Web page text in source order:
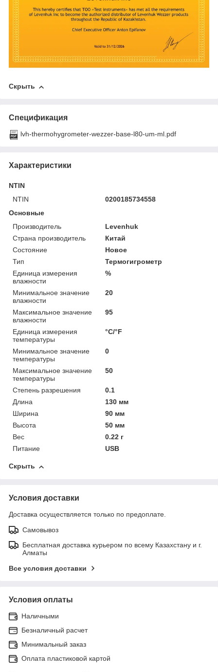
Скрыть
Спецификация
lvh-thermohygrometer-wezzer-base-l80-um-ml.pdf
Характеристики
NTIN
NTIN
0200185734558
Основные
Производитель
Levenhuk
Страна производитель
Китай
Состояние
Новое
Тип
Термогигрометр
Единица измерения
влажности
%
Минимальное значение
влажности
20
Максимальное значение
влажности
95
Единица измерения
температуры
°С/°F
Минимальное значение
температуры
0
Максимальное значение
температуры
50
Степень разрешения
0.1
Длина
130 мм
Ширина
90 мм
Высота
50 мм
Вес
0.22 г
Питание
USB
Скрыть
Условия доставки
Доставка осуществляется только по предоплате.
Самовывоз
Бесплатная доставка курьером по всему Казахстану и г.
Алматы
Все условия доставки
Условия оплаты
Наличными
Безналичный расчет
Минимальный заказ
Оплата пластиковой картой